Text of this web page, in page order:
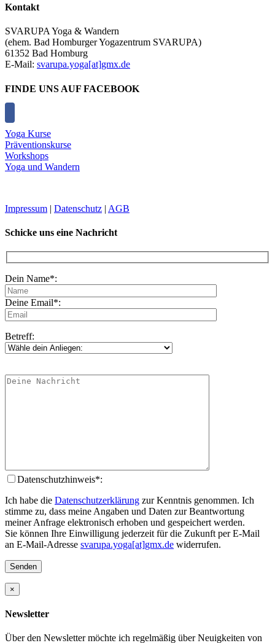
Facebook
X
Reddit
LinkedIn
Tumblr
Pinterest
Vk
E-
Kontakt
SVARUPA Yoga & Wandern
(ehem. Bad Homburger Yogazentrum SVARUPA)
61352 Bad Homburg
E-Mail: svarupa.yoga[at]gmx.de
FINDE UNS AUF FACEBOOK
Yoga Kurse
Präventionskurse
Workshops
Yoga und Wandern
Impressum | Datenschutz | AGB
Schicke uns eine Nachricht
Dein Name*:
Deine Email*:
Betreff:
Datenschutzhinweis*:
Ich habe die Datenschutzerklärung zur Kenntnis genommen. Ich
stimme zu, dass meine Angaben und Daten zur Beantwortung
meiner Anfrage elektronisch erhoben und gespeichert werden.
Sie können Ihre Einwilligung jederzeit für die Zukunft per E-Mail
an E-Mail-Adresse svarupa.yoga[at]gmx.de widerrufen.
×
Newsletter
Über den Newsletter möchte ich regelmäßig über Neuigkeiten von